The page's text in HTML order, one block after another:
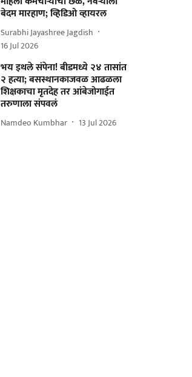
बेदम मारहाण; व्हिडिओ व्हायरल
Surabhi Jayashree Jagdish
16 Jul 2026
भय इथले संपेना! बीडमध्ये २४ तासांत
२ हत्या; बसस्थानकाजवळ आढळला
शिक्षकाचा मृतदेह तर आंबेजोगाईत
तरुणाला संपवलं
Namdeo Kumbhar 13 Jul 2026